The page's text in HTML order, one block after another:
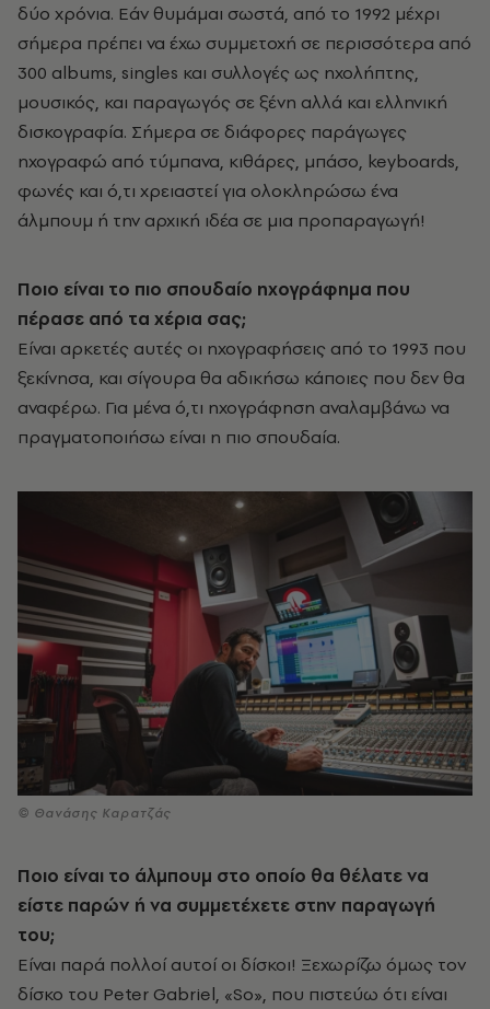
δύο χρόνια. Εάν θυμάμαι σωστά, από το 1992 μέχρι
σήμερα πρέπει να έχω συμμετοχή σε περισσότερα από
300 albums, singles και συλλογές ως ηχολήπτης,
μουσικός, και παραγωγός σε ξένη αλλά και ελληνική
δισκογραφία. Σήμερα σε διάφορες παράγωγες
ηχογραφώ από τύμπανα, κιθάρες, μπάσο, keyboards,
φωνές και ό,τι χρειαστεί για ολοκληρώσω ένα
άλμπουμ ή την αρχική ιδέα σε μια προπαραγωγή!
Ποιο είναι το πιο σπουδαίο ηχογράφημα που
πέρασε από τα χέρια σας;
Είναι αρκετές αυτές οι ηχογραφήσεις από το 1993 που
ξεκίνησα, και σίγουρα θα αδικήσω κάποιες που δεν θα
αναφέρω. Για μένα ό,τι ηχογράφηση αναλαμβάνω να
πραγματοποιήσω είναι η πιο σπουδαία.
© Θανάσης Καρατζάς
Ποιο είναι το άλμπουμ στο οποίο θα θέλατε να
είστε παρών ή να συμμετέχετε στην παραγωγή
του;
Είναι παρά πολλοί αυτοί οι δίσκοι! Ξεχωρίζω όμως τον
δίσκο του Peter Gabriel, «So», που πιστεύω ότι είναι